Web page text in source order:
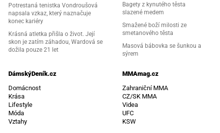
Potrestaná tenistka Vondroušová
napsala vzkaz, který naznačuje
konec kariéry
Krásná atletka přišla o život. Její
skon je zatím záhadou, Wardová se
dožila pouze 21 let
Bagety z kynutého těsta
slazené medem
Smažené boží milosti ze
smetanového těsta
Masová bábovka se šunkou a
sýrem
DámskýDeník.cz
Domácnost
Krása
Lifestyle
Móda
Vztahy
MMAmag.cz
Zahraniční MMA
CZ/SK MMA
Videa
UFC
KSW